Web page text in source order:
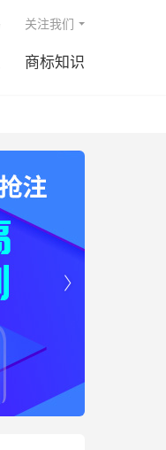
商标知识
关注我们
